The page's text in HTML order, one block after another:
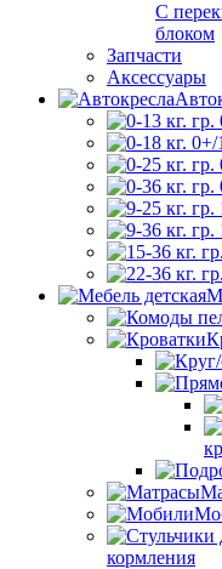
С
блоком
Запчасти
Аксессуары
кормления